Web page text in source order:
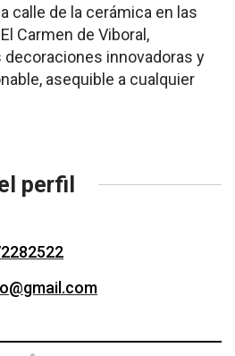
calle de la cerámica en las
Carmen de Viboral,
innovadoras y
asequible a cualquier
perfil